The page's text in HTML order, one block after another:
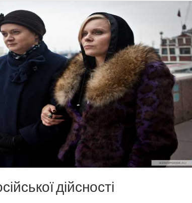
дійсності